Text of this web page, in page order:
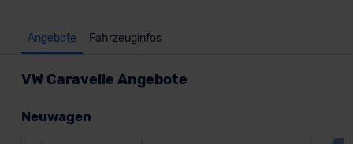
Angebote Fahrzeuginfos
VW Caravelle Angebote
Neuwagen